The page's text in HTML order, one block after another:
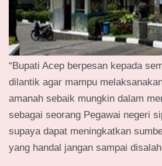
“Bupati Acep berpesan kepada
dilantik agar mampu
amanah sebaik mungkin dalam
sebagai seorang Pegawai negeri
supaya dapat meningkatkan
yang handal jangan sampai